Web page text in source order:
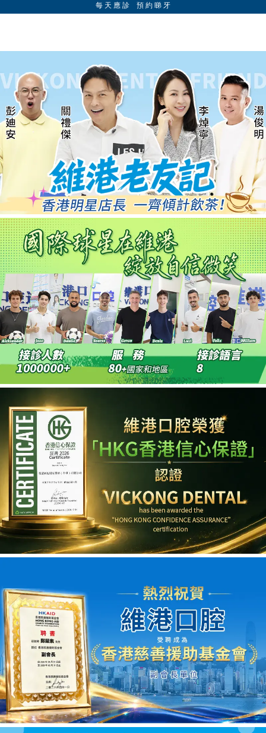
每 天 應 診 預 約 睇 牙